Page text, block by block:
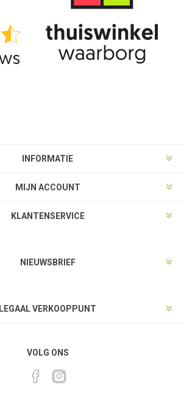
INFORMATIE
MIJN ACCOUNT
KLANTENSERVICE
NIEUWSBRIEF
LEGAAL VERKOOPPUNT
VOLG ONS